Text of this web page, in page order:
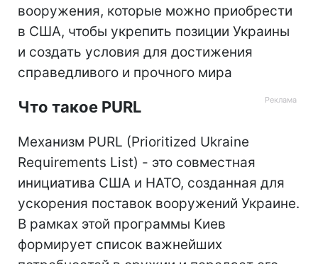
вооружения, которые можно приобрести
в США, чтобы укрепить позиции Украины
и создать условия для достижения
справедливого и прочного мира
Что такое PURL
Механизм PURL (Prioritized Ukraine
Requirements List) - это совместная
инициатива США и НАТО, созданная для
ускорения поставок вооружений Украине.
В рамках этой программы Киев
формирует список важнейших